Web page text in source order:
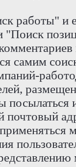
работы" и
"Поиск
самим
почтовый